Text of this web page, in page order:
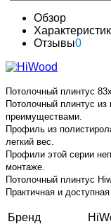
Обзор
Отзывы0
Потолочный плинтус
Потолочный плинтус
преимуществами.
Профиль из
легкий вес.
Профили этой серии
монтаже.
Потолочный плинтус
Практичная и
Бренд